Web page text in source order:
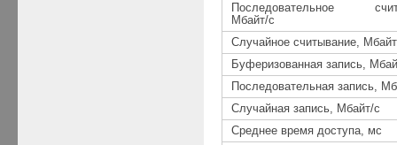
Последовательное
Мбайт/с
Случайное считывание,
Буферизованная запись,
Последовательная запись,
Случайная запись, Мбайт/с
Среднее время доступа, мс